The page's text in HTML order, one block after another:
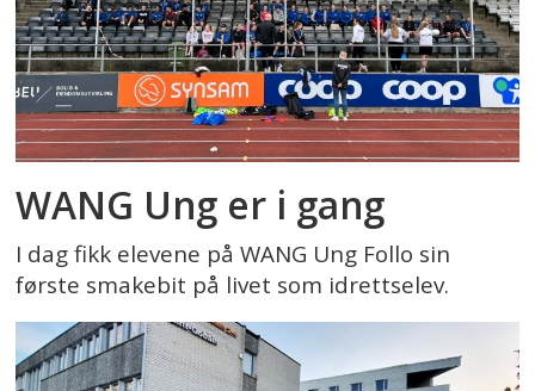
WANG Ung er i gang
I dag fikk elevene på WANG Ung Follo sin
første smakebit på livet som idrettselev.